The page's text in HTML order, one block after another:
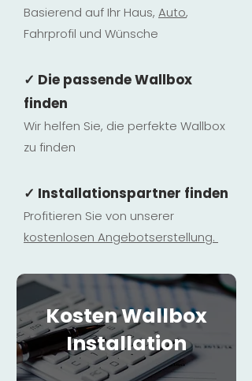
Basierend auf Ihr Haus, Auto,
Fahrprofil und Wünsche
✓ Die passende Wallbox
finden
Wir helfen Sie, die perfekte Wallbox
zu finden
✓ Installationspartner finden
Profitieren Sie von unserer
kostenlosen Angebotserstellung.
Kosten Wallbox
Installation